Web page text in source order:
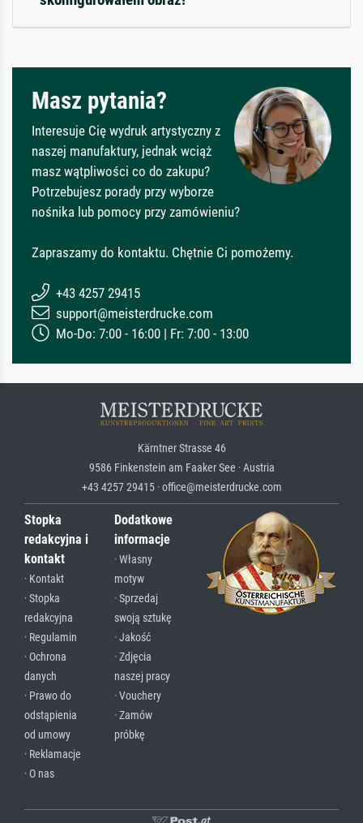
Masz pytania?
Interesuje Cię wydruk artystyczny z
naszej manufaktury, jednak wciąż
masz wątpliwości co do zakupu?
Potrzebujesz porady przy wyborze
nośnika lub pomocy przy zamówieniu?
Zapraszamy do kontaktu. Chętnie Ci pomożemy.
+43 4257 29415
support@meisterdrucke.com
Mo-Do: 7:00 - 16:00 | Fr: 7:00 - 13:00
Kärntner Strasse 46
9586 Finkenstein am Faaker See · Austria
+43 4257 29415 · office@meisterdrucke.com
Stopka
redakcyjna i
kontakt
· Kontakt
· Stopka
redakcyjna
· Regulamin
· Ochrona
danych
· Prawo do
odstąpienia
od umowy
· Reklamacje
· O nas
Dodatkowe
informacje
· Własny
motyw
· Sprzedaj
swoją sztukę
· Jakość
· Zdjęcia
naszej pracy
· Vouchery
· Zamów
próbkę